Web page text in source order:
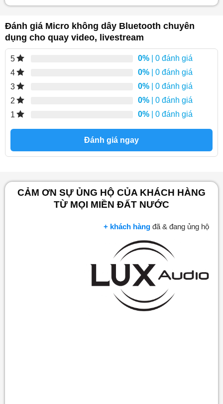
Đánh giá Micro không dây Bluetooth chuyên
dụng cho quay video, livestream
5 0% | 0 đánh giá
4
0% | 0 đánh giá
3
0% | 0 đánh giá
2
0% | 0 đánh giá
1
0% | 0 đánh giá
Đánh giá ngay
CẢM ƠN SỰ ỦNG HỘ CỦA KHÁCH HÀNG
TỪ MỌI MIỀN ĐẤT NƯỚC
+ khách hàng đã & đang ủng hộ